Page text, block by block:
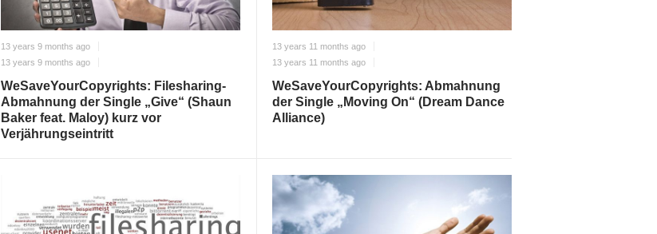
13 years 9 months ago
13 years 9 months ago
WeSaveYourCopyrights: Filesharing-
Abmahnung der Single „Give“ (Shaun
Baker feat. Maloy) kurz vor
Verjährungseintritt
13 years 11 months ago
13 years 11 months ago
WeSaveYourCopyrights: Abmahnung
der Single „Moving On“ (Dream Dance
Alliance)